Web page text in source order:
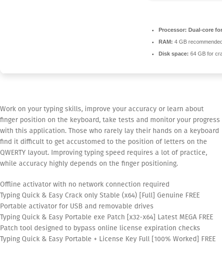
Processor: Dual-core
RAM: 4 GB
Disk space: 64 GB for
Work on your typing skills, improve your accuracy or learn about
finger position on the keyboard, take tests and monitor your progress
with this application. Those who rarely lay their hands on a keyboard
find it difficult to get accustomed to the position of letters on the
QWERTY layout. Improving typing speed requires a lot of practice,
while accuracy highly depends on the finger positioning.
Offline activator with no network connection required
Typing Quick & Easy Crack only Stable (x64) [Full] Genuine FREE
Portable activator for USB and removable drives
Typing Quick & Easy Portable exe Patch [x32-x64] Latest MEGA FREE
Patch tool designed to bypass online license expiration checks
Typing Quick & Easy Portable + License Key Full [100% Worked] FREE